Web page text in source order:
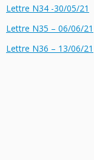
Lettre N34 -30/05/21
Lettre N35 – 06/06/21
Lettre N36 – 13/06/21